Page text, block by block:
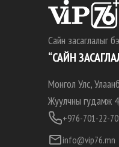
Сайн засаглалыг
“САЙН
Монгол Улс,
Жуулчны гудамж
+976-701-22-
info@vip76.mn